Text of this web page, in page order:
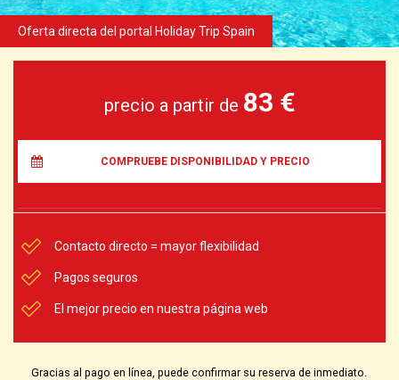
precio a partir de 83 €
COMPRUEBE DISPONIBILIDAD Y PRECIO
Contacto directo = mayor flexibilidad
Pagos seguros
El mejor precio en nuestra página web
Gracias al pago en línea, puede confirmar su reserva de inmediato.